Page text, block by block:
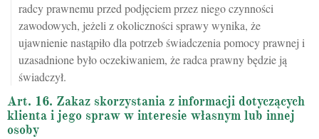
radcy prawnemu przed podjęciem przez niego czynności
zawodowych, jeżeli z okoliczności sprawy wynika, że
ujawnienie nastąpiło dla potrzeb świadczenia pomocy prawnej i
uzasadnione było oczekiwaniem, że radca prawny będzie ją
świadczył.
Art. 16. Zakaz skorzystania z informacji dotyczących
klienta i jego spraw w interesie własnym lub innej
osoby